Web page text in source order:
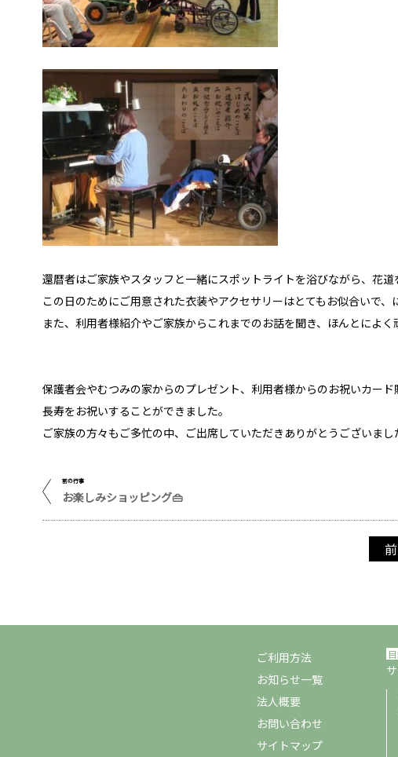
還暦者はご家族やスタッフと一緒にスポットライトを浴びながら、花道
この日のためにご用意された衣装やアクセサリーはとてもお似合いで、
また、利用者様紹介やご家族からこれまでのお話を聞き、ほんとによ
保護者会やむつみの家からのプレゼント、利用者様からのお祝いカー
長寿をお祝いすることができました。
ご家族の方々もご多忙の中、ご出席していただきありがとうございまし
前の行事
お楽しみショッピング👜
ご利用方法
お知らせ一覧
法人概要
お問い合わせ
サイトマップ